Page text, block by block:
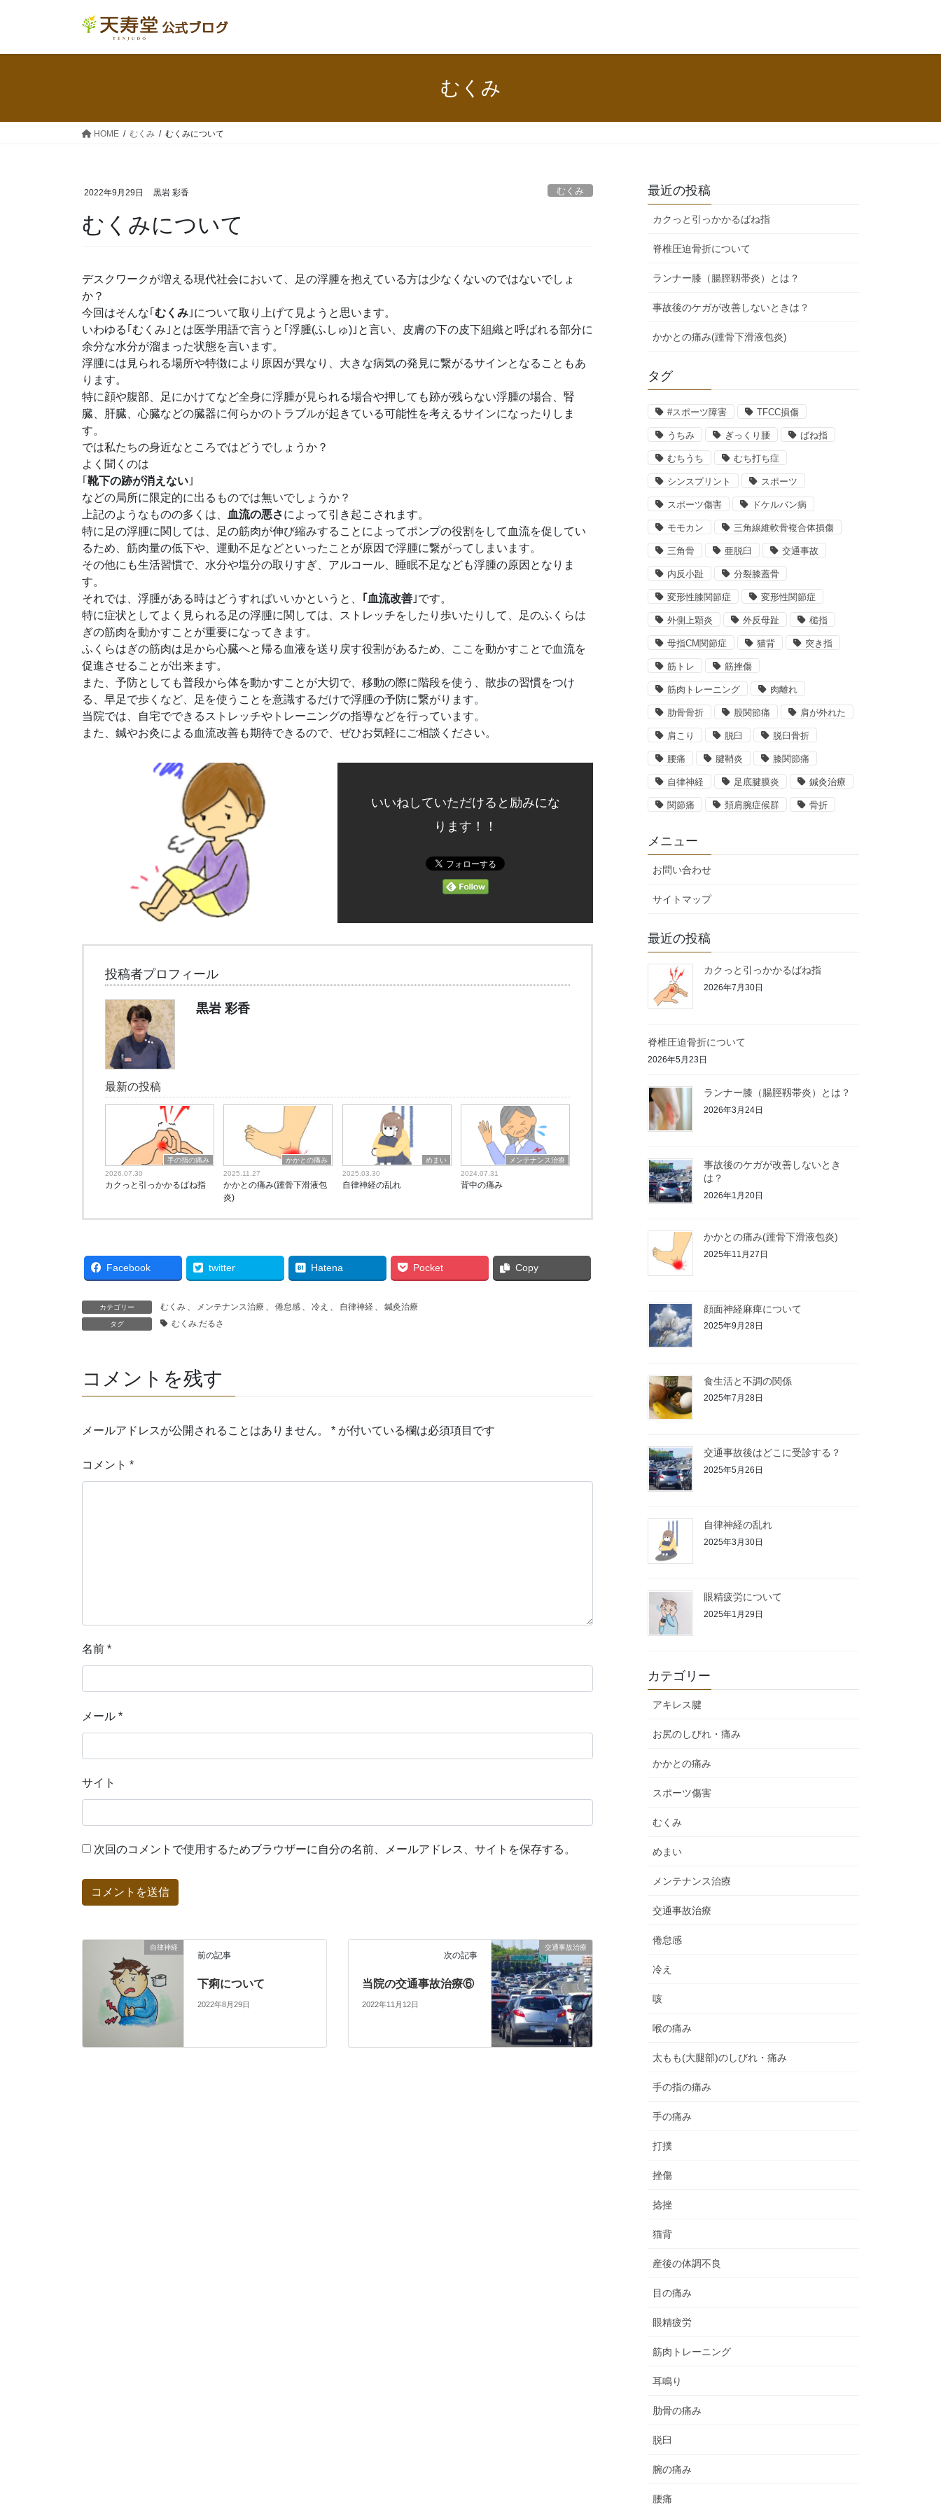
ン
キ
ー
に
むくみ
HOME むくみ むくみについて
2022年9月29日 黒岩 彩香 むくみ
むくみについて
デスクワークが増える現代社会において、足の浮腫を抱えている方は少なくないのではないでしょ
か？
今回はそんな｢ むくみ ｣について取り上げて見ようと思います。
いわゆる｢むくみ｣とは医学用語で言うと｢浮腫(ふしゅ)｣と言い、皮膚の下の皮下組織と呼ばれる部分に
余分な水分が溜まった状態を言います。
浮腫には見られる場所や特徴により原因が異なり、大きな病気の発見に繋がるサインとなることもあ
ります。
特に顔や腹部、足にかけてなど全身に浮腫が見られる場合や押しても跡が残らない浮腫の場合、腎
臓、肝臓、心臓などの臓器に何らかのトラブルが起きている可能性を考えるサインになったりしま
す。
では私たちの身近なところではどうでしょうか？
よく聞くのは
｢ 靴下の跡が消えない ｣
などの局所に限定的に出るものでは無いでしょうか？
上記のようなものの多くは、
血流の悪さによって引き起こされます。
特に足の浮腫に関しては、足の筋肉が伸び縮みすることによってポンプの役割をして血流を促してい
るため、筋肉量の低下や、運動不足などといったことが原因で浮腫に繋がってしまいます。
その他にも生活習慣で、水分や塩分の取りすぎ、アルコール、睡眠不足なども浮腫の原因となりま
す。
それでは、浮腫がある時はどうすればいいかというと、
｢血流改善 ｣です。
特に症状としてよく見られる足の浮腫に関しては、ストレッチをしたり歩いたりして、足のふくらは
ぎの筋肉を動かすことが重要になってきます。
ふくらはぎの筋肉は足から心臓へと帰る血液を送り戻す役割があるため、ここを動かすことで血流を
促進させることが出来ます。
また、予防としても普段から体を動かすことが大切で、移動の際に階段を使う、散歩の習慣をつけ
る、早足で歩くなど、足を使うことを意識するだけで浮腫の予防に繋がります。
当院では、自宅でできるストレッチやトレーニングの指導などを行っています。
また、鍼やお灸による血流改善も期待できるので、ぜひお気軽にご相談ください。
いいねしていただけると励みにな
ります！！
投稿者プロフィール
黒岩 彩香
最新の投稿
手の指の痛み
2026.07.30
カクっと引っかかるばね指
かかとの痛み
2025.11.27
かかとの痛み(踵骨下滑液包
炎)
めまい
2025.03.30
自律神経の乱れ
メンテナンス治療
2024.07.31
背中の痛み
Facebook twitter Hatena Pocket Copy
カテゴリー むくみ 、 メンテナンス治療 、 倦怠感 、 冷え 、 自律神経 、 鍼灸治療
タグ むくみ.だるさ
コメントを残す
メールアドレスが公開されることはありません。 * が付いている欄は必須項目です
コメント *
名前 *
メール *
サイト
次回のコメントで使用するためブラウザーに自分の名前、メールアドレス、サイトを保存する。
自律神経
前の記事
下痢について
2022年8月29日
交通事故治療
次の記事
当院の交通事故治療⑥
2022年11月12日
最近の投稿
カクっと引っかかるばね指
脊椎圧迫骨折について
ランナー膝（腸脛靱帯炎）とは？
事故後のケガが改善しないときは？
かかとの痛み(踵骨下滑液包炎)
タグ
#スポーツ障害 TFCC損傷
うちみ ぎっくり腰 ばね指
むちうち むち打ち症
シンスプリント スポーツ
スポーツ傷害 ドケルバン病
モモカン 三角線維軟骨複合体損傷
三角骨 亜脱臼 交通事故
内反小趾 分裂膝蓋骨
変形性膝関節症 変形性関節症
外側上顆炎 外反母趾 槌指
母指CM関節症 猫背 突き指
筋トレ 筋挫傷
筋肉トレーニング 肉離れ
肋骨骨折 股関節痛 肩が外れた
肩こり 脱臼 脱臼骨折
腰痛 腱鞘炎 膝関節痛
自律神経 足底腱膜炎 鍼灸治療
関節痛 頚肩腕症候群 骨折
メニュー
お問い合わせ
サイトマップ
最近の投稿
カクっと引っかかるばね指
2026年7月30日
脊椎圧迫骨折について
2026年5月23日
ランナー膝（腸脛靱帯炎）とは？
2026年3月24日
事故後のケガが改善しないとき
は？
2026年1月20日
かかとの痛み(踵骨下滑液包炎)
2025年11月27日
顔面神経麻痺について
2025年9月28日
食生活と不調の関係
2025年7月28日
交通事故後はどこに受診する？
2025年5月26日
自律神経の乱れ
2025年3月30日
眼精疲労について
2025年1月29日
カテゴリー
アキレス腱
お尻のしびれ・痛み
かかとの痛み
スポーツ傷害
むくみ
めまい
メンテナンス治療
交通事故治療
倦怠感
冷え
咳
喉の痛み
太もも(大腿部)のしびれ・痛み
手の指の痛み
手の痛み
打撲
挫傷
捻挫
猫背
産後の体調不良
目の痛み
眼精疲労
筋肉トレーニング
耳鳴り
肋骨の痛み
脱臼
腕の痛み
腰痛